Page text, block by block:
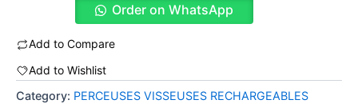
Order on WhatsApp
Add to Compare
Add to Wishlist
Category: PERCEUSES VISSEUSES RECHARGEABLES